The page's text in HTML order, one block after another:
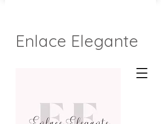
Enlace Elegante